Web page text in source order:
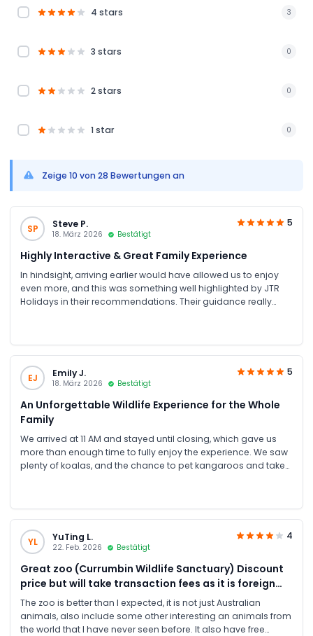
4 stars 3
3 stars 0
2 stars 0
1 star 0
Zeige 10 von 28 Bewertungen an
SP Steve P.
18. März 2026 Bestätigt
5
Highly Interactive & Great Family Experience
In hindsight, arriving earlier would have allowed us to enjoy
even more, and this was something well highlighted by JTR
Holidays in their recommendations. Their guidance really
we’ve experienced, with animals freely roaming and creating
a unique, engaging atmosphere. Highly recommended for
families!
EJ Emily J.
18. März 2026 Bestätigt
5
An Unforgettable Wildlife Experience for the Whole
Family
We arrived at 11 AM and stayed until closing, which gave us
more than enough time to fully enjoy the experience. We saw
plenty of koalas, and the chance to pet kangaroos and take
atmosphere. Special thanks to JTR for providing this
experience at excellent prices. Highly recommended,, it’s
absolutely worth it along with the best prices.
YL YuTing L.
22. Feb. 2026 Bestätigt
4
Great zoo (Currumbin Wildlife Sanctuary) Discount
price but will take transaction fees as it is foreign
account
The zoo is better than I expected, it is not just Australian
animals, also include some other interesting an animals from
the world that I have never seen before. It also have free